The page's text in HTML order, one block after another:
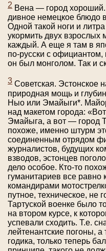
2 Вена — город
дивное немецкое блюдо
Одной такой ноги и
укормить двух взрослых
каждый. А еще я там в
по-русски с официантом,
он был монголом. Так и
3 Советская. Эстонское
природная мощь и
Ныо или Эмайыги*.
над макетом города:
Эмайыга, а вот — город
похоже, именно штурм
соединенным отрядом
журналистов, будущих
взводов, эстонцев
дело особое. Кто-то
гуманитариев все равно
командирами
путное, техническое, не
Тартуской военке было
на втором курсе, к
успевали сходить. Т.е.
лейтенантские погоны,
годика, только теперь